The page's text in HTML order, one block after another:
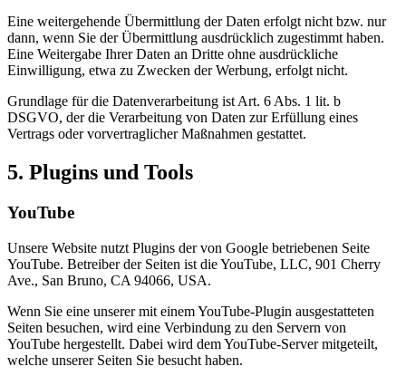
Eine weitergehende Übermittlung der Daten erfolgt nicht bzw. nur
dann, wenn Sie der Übermittlung ausdrücklich zugestimmt haben.
Eine Weitergabe Ihrer Daten an Dritte ohne ausdrückliche
Einwilligung, etwa zu Zwecken der Werbung, erfolgt nicht.
Grundlage für die Datenverarbeitung ist Art. 6 Abs. 1 lit. b
DSGVO, der die Verarbeitung von Daten zur Erfüllung eines
Vertrags oder vorvertraglicher Maßnahmen gestattet.
5. Plugins und Tools
YouTube
Unsere Website nutzt Plugins der von Google betriebenen Seite
YouTube. Betreiber der Seiten ist die YouTube, LLC, 901 Cherry
Ave., San Bruno, CA 94066, USA.
Wenn Sie eine unserer mit einem YouTube-Plugin ausgestatteten
Seiten besuchen, wird eine Verbindung zu den Servern von
YouTube hergestellt. Dabei wird dem YouTube-Server mitgeteilt,
welche unserer Seiten Sie besucht haben.